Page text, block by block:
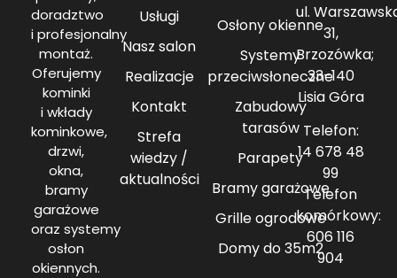
doradztwo
i profesjonalny
montaż.
Oferujemy
kominki
i wkłady
kominkowe,
drzwi,
okna,
bramy
garażowe
oraz systemy
osłon
okiennych.
Usługi
Nasz salon
Realizacje
Kontakt
Strefa
wiedzy /
aktualności
Osłony okienne
Systemy
przeciwsłoneczne
Zabudowy
tarasów
Parapety
Bramy garażowe
Grille ogrodowe
Domy do 35m2
ul.
31,
Brzozówka;
33-140
Lisia Góra
Telefon:
14 678 48
99
Telefon
komórkowy:
606 116
904